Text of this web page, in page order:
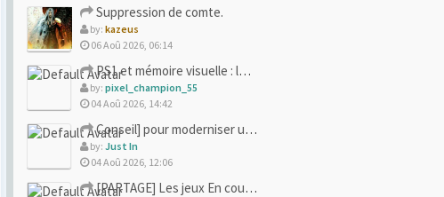
Suppression de comte.
by: kazeus
06 Aoû 2026, 06:14
PS1 et mémoire visuelle : le jeu qui vous a soufflé la premi
by: pixel_champion_55
04 Aoû 2026, 14:42
Conseil] pour moderniser un site (un peu trop) rétro
by: Just In
04 Aoû 2026, 12:06
[PARTAGE] Les jeux En cours/Terminés